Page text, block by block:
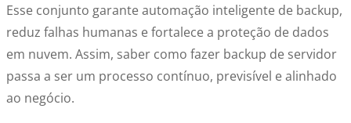
Esse conjunto garante automação inteligente de backup,
reduz falhas humanas e fortalece a proteção de dados
em nuvem. Assim, saber como fazer backup de servidor
passa a ser um processo contínuo, previsível e alinhado
ao negócio.